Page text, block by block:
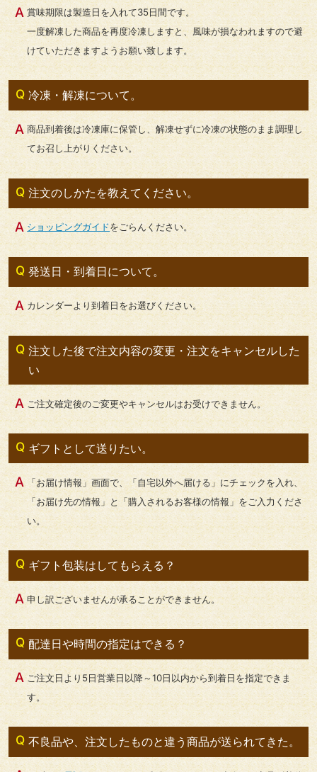
賞味期限は製造日を入れて35日間です。
一度解凍した商品を再度冷凍しますと、風味が損なわれますので避
けていただきますようお願い致します。
冷凍・解凍について。
商品到着後は冷凍庫に保管し、解凍せずに冷凍の状態のまま調理し
てお召し上がりください。
注文のしかたを教えてください。
ショッピングガイドをごらんください。
発送日・到着日について。
カレンダーより到着日をお選びください。
注文した後で注文内容の変更・注文をキャンセルした
い
ご注文確定後のご変更やキャンセルはお受けできません。
ギフトとして送りたい。
「お届け情報」画面で、「自宅以外へ届ける」にチェックを入れ、
「お届け先の情報」と「購入されるお客様の情報」をご入力くださ
い。
ギフト包装はしてもらえる？
申し訳ございませんが承ることができません。
配達日や時間の指定はできる？
ご注文日より5日営業日以降～10日以内から到着日を指定できま
す。
不良品や、注文したものと違う商品が送られてきた。